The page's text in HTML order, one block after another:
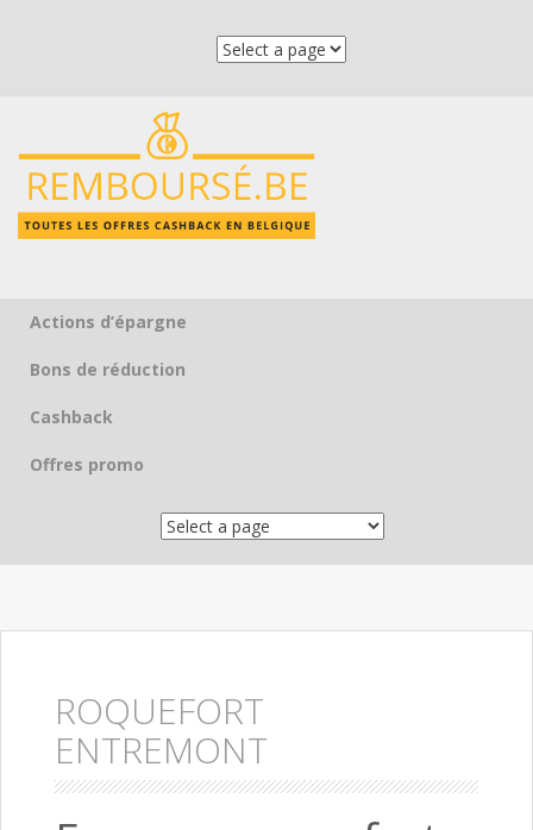
Skip to content
Actions d’épargne
Bons de réduction
Cashback
Offres promo
ROQUEFORT
ENTREMONT